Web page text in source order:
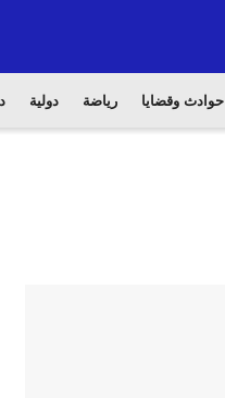
حوادث وقضايا رياضة دولية